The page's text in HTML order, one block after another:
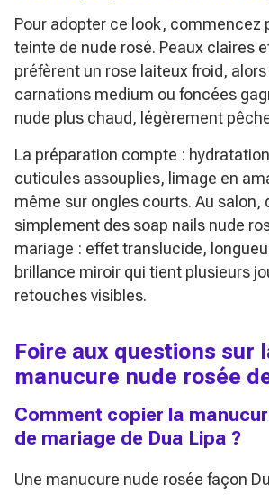
Pour adopter ce look, commencez
teinte de nude rosé. Peaux claires
préfèrent un rose laiteux froid,
carnations medium ou foncées
nude plus chaud, légèrement
La préparation compte :
cuticules assouplies, limage en
même sur ongles courts. Au salon,
simplement des soap nails nude
mariage : effet translucide,
brillance miroir qui tient plusieurs
retouches visibles.
Foire aux questions sur
manucure nude rosée
Comment copier la
de mariage de Dua Lipa ?
Une manucure nude rosée façon